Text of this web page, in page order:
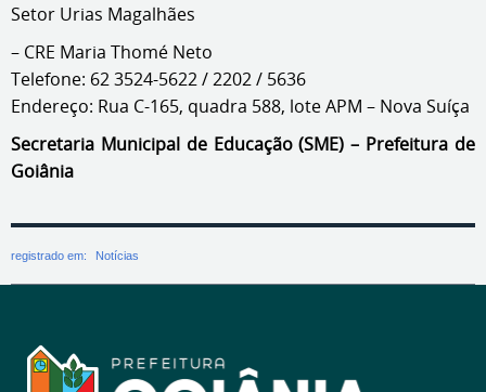
Setor Urias Magalhães
– CRE Maria Thomé Neto
Telefone: 62 3524-5622 / 2202 / 5636
Endereço: Rua C-165, quadra 588, lote APM – Nova Suíça
Secretaria Municipal de Educação (SME) – Prefeitura de
Goiânia
registrado em: Notícias